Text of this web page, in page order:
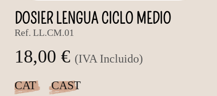
DOSIER LENGUA CICLO MEDIO
CAT CAST
Ref. LL.CM.01
18,00 € (IVA Incluido)